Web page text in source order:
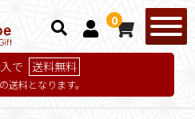
で 送料無料
送料となります。
0